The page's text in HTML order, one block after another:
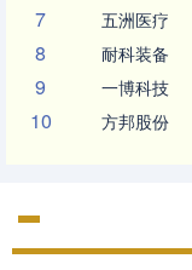
7 五洲医疗
8 耐科装备
9 一博科技
10 方邦股份